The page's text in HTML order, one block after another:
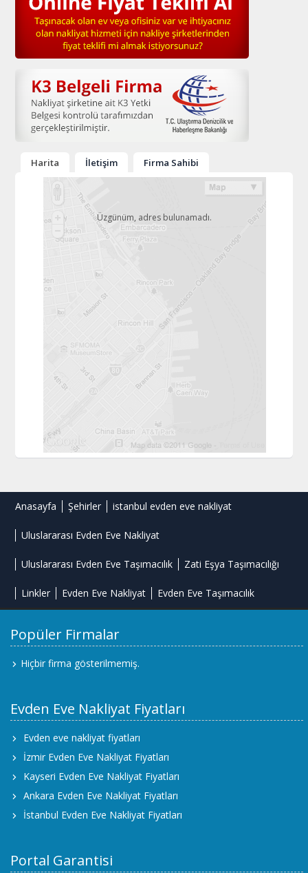
Harita İletişim Firma Sahibi
Üzgünüm, adres bulunamadı.
Anasayfa Şehirler istanbul evden eve nakliyat
Uluslararası Evden Eve Nakliyat
Uluslararası Evden Eve Taşımacılık Zati Eşya Taşımacılığı
Linkler Evden Eve Nakliyat Evden Eve Taşımacılık
Popüler Firmalar
Hiçbir firma gösterilmemiş.
Evden Eve Nakliyat Fiyatları
Evden eve nakliyat fiyatları
İzmir Evden Eve Nakliyat Fiyatları
Kayseri Evden Eve Nakliyat Fiyatları
Ankara Evden Eve Nakliyat Fiyatları
İstanbul Evden Eve Nakliyat Fiyatları
Portal Garantisi